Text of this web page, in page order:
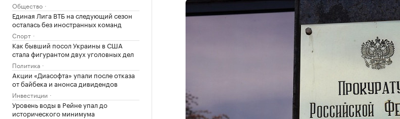
Общество
Единая Лига ВТБ на следующий сезон
осталась без иностранных команд
Спорт
Как бывший посол Украины в США
стала фигурантом двух уголовных дел
Политика
Акции «Диасофта» упали после отказа
от байбека и анонса дивидендов
Инвестиции
Уровень воды в Рейне упал до
исторического минимума